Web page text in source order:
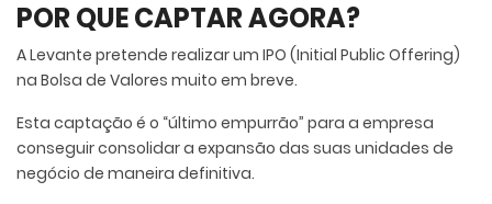
POR QUE CAPTAR AGORA?
A Levante pretende realizar um IPO (Initial Public Offering)
na Bolsa de Valores muito em breve.
Esta captação é o “último empurrão” para a empresa
conseguir consolidar a expansão das suas unidades de
negócio de maneira definitiva.